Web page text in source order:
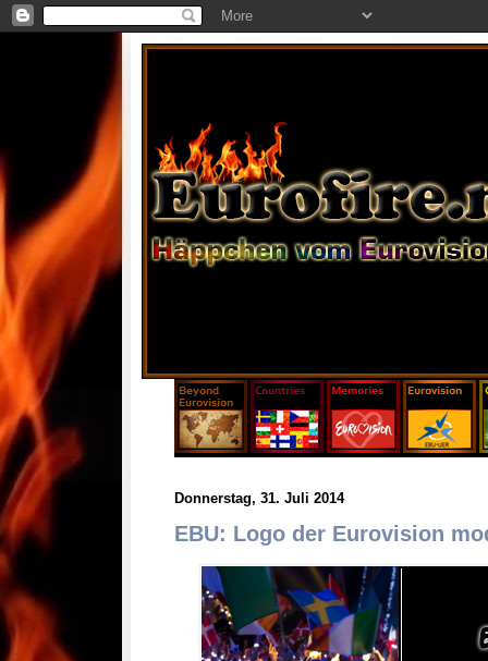
Donnerstag, 31. Juli 2014
EBU: Logo der Eurovision